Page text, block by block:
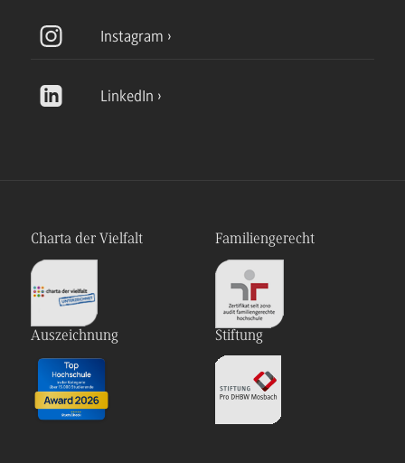
Instagram
LinkedIn
Charta der Vielfalt Familiengerecht
Auszeichnung Stiftung